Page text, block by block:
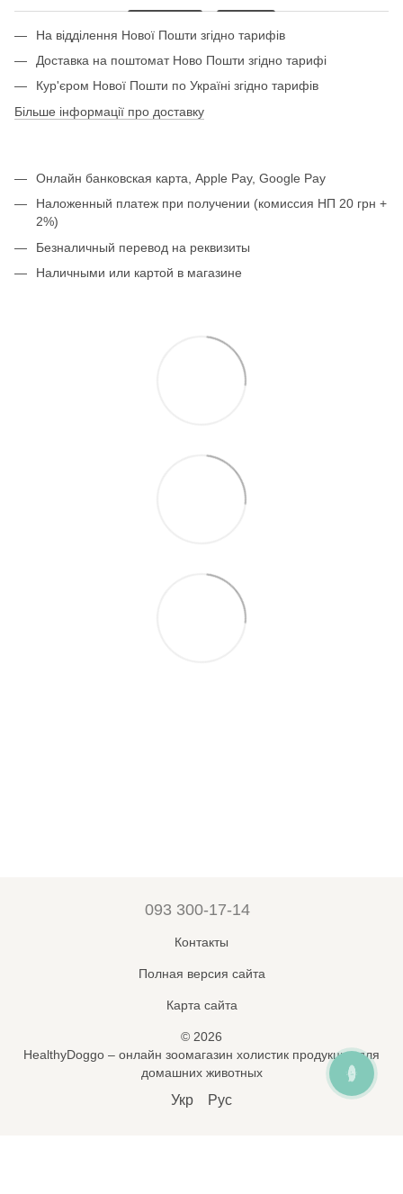
На відділення Нової Пошти згідно тарифів
Доставка на поштомат Ново Пошти згідно тарифі
Кур'єром Нової Пошти по Україні згідно тарифів
Більше інформації про доставку
Онлайн банковская карта, Apple Pay, Google Pay
Наложенный платеж при получении (комиссия НП 20 грн +
2%)
Безналичный перевод на реквизиты
Наличными или картой в магазине
093 300-17-14
Контакты
Полная версия сайта
Карта сайта
© 2026
HealthyDoggo – онлайн зоомагазин холистик продукции для
домашних животных
Укр Рус
ОНЛАЙН ЧАТ